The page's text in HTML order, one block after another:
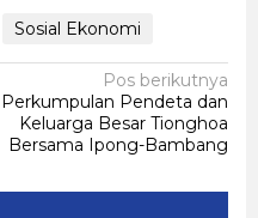
Sosial Ekonomi
Pos berikutnya
Perkumpulan Pendeta dan
Keluarga Besar Tionghoa
Bersama Ipong-Bambang